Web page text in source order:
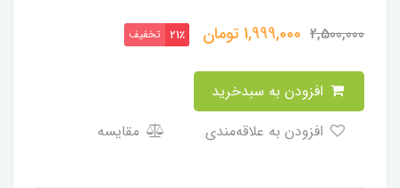
2,500,000
1,999,000تومان 21٪ تخفیف
مقایسه